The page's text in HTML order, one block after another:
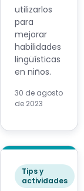
utilizarlos
para
mejorar
habilidades
lingüísticas
en niños.
30 de agosto
de 2023
Tips y
actividades